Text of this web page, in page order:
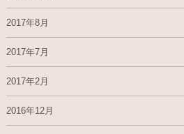
2017年8月
2017年7月
2017年2月
2016年12月